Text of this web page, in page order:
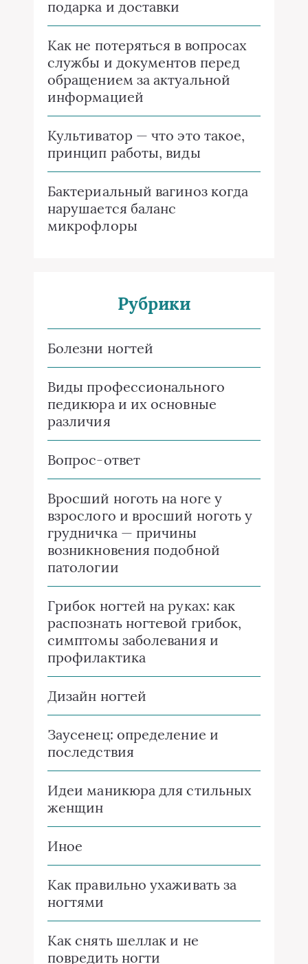
подарка и доставки
Как не потеряться в вопросах
службы и документов перед
обращением за актуальной
информацией
Культиватор — что это такое,
принцип работы, виды
Бактериальный вагиноз когда
нарушается баланс
микрофлоры
Рубрики
Болезни ногтей
Виды профессионального
педикюра и их основные
различия
Вопрос-ответ
Вросший ноготь на ноге у
взрослого и вросший ноготь у
грудничка — причины
возникновения подобной
патологии
Грибок ногтей на руках: как
распознать ногтевой грибок,
симптомы заболевания и
профилактика
Дизайн ногтей
Заусенец: определение и
последствия
Идеи маникюра для стильных
женщин
Иное
Как правильно ухаживать за
ногтями
Как снять шеллак и не
повредить ногти